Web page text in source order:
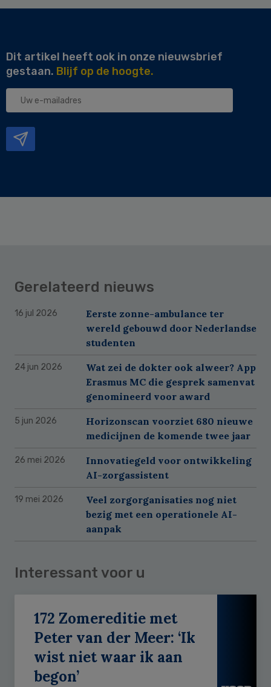
Dit artikel heeft ook in onze nieuwsbrief
gestaan. Blijf op de hoogte.
Uw
Gerelateerd nieuws
16 jul 2026
Eerste zonne-ambulance ter
wereld gebouwd door Nederlandse
studenten
24 jun 2026
Wat zei de dokter ook alweer? App
Erasmus MC die gesprek samenvat
genomineerd voor award
5 jun 2026
Horizonscan voorziet 680 nieuwe
medicijnen de komende twee jaar
26 mei 2026
Innovatiegeld voor ontwikkeling
AI-zorgassistent
19 mei 2026
Veel zorgorganisaties nog niet
bezig met een operationele AI-
aanpak
Interessant voor u
172 Zomereditie met
Peter van der Meer: ‘Ik
wist niet waar ik aan
begon’